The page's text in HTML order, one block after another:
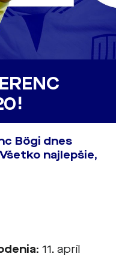
Bögi dnes
najlepšie,
11. apríl